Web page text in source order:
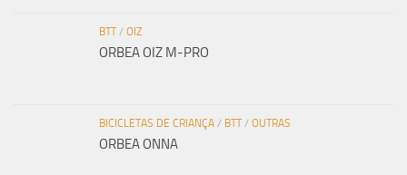
BTT/ OIZ
ORBEA OIZ M-PRO
BICICLETAS DE CRIANÇA / BTT/ OUTRAS
ORBEA ONNA